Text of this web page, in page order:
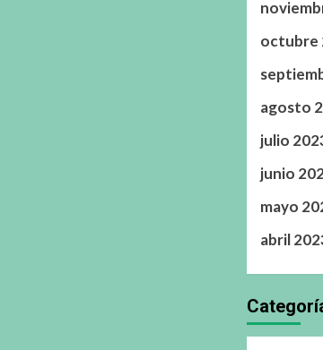
octubre
agosto
julio
junio
mayo
abril